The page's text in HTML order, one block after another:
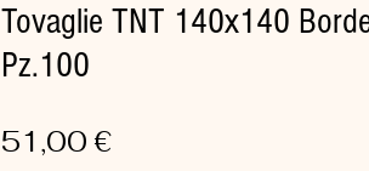
Tovaglie TNT 140x140
Pz.100
51,00 €